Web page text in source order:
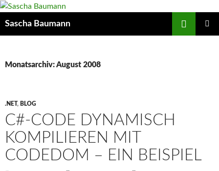
Zum
springen
Sascha Baumann
Monatsarchiv: August 2008
.NET, BLOG
C#-CODE DYNAMISCH
KOMPILIEREN MIT
CODEDOM – EIN BEISPIEL